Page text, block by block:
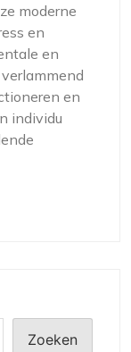
moderne
en
en
en
individu
Zoeken